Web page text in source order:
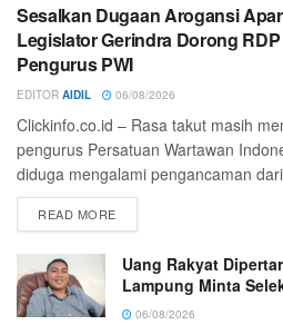
Sesalkan Dugaan Arogansi
Legislator Gerindra Dorong
Pengurus PWI
EDITOR AIDIL 06/08/2026
Clickinfo.co.id – Rasa takut masih
pengurus Persatuan Wartawan
diduga mengalami pengancaman
READ MORE
Uang Rakyat
Lampung Minta
06/08/2026